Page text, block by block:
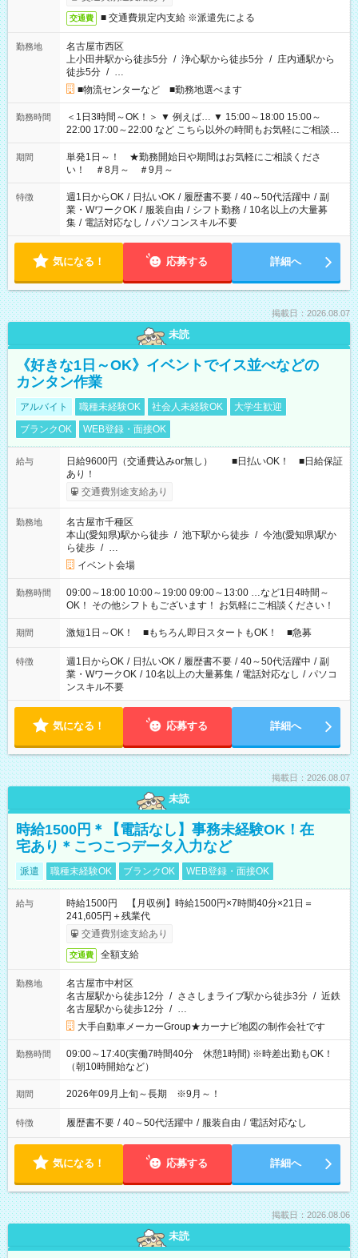
交通費 ■ 交通費規定内支給 ※派遣先による
勤務地
名古屋市西区
上小田井駅から徒歩5分 / 浄心駅から徒歩5分 / 庄内通駅から
徒歩5分 / …
■物流センターなど ■勤務地選べます
勤務時間
＜1日3時間～OK！＞ ▼ 例えば… ▼ 15:00～18:00 15:00～
22:00 17:00～22:00 など こちら以外の時間もお気軽にご相談く
ださい！
期間
単発1日～！ ★勤務開始日や期間はお気軽にご相談くださ
い！ ＃8月～ ＃9月～
特徴 週1日からOK / 日払いOK / 履歴書不要 / 40～50代活躍中 / 副
業・WワークOK / 服装自由 / シフト勤務 / 10名以上の大量募
集 / 電話対応なし / パソコンスキル不要
気になる！ 応募する 詳細へ
掲載日：2026.08.07
未読
《好きな1日～OK》イベントでイス並べなどの
カンタン作業
アルバイト 職種未経験OK 社会人未経験OK
大学生歓迎
ブランクOK
WEB登録・面接OK
給与
日給9600円（交通費込みor無し） ■日払いOK！ ■日給保証
あり！
交通費別途支給あり
勤務地
名古屋市千種区
本山(愛知県)駅から徒歩 / 池下駅から徒歩 / 今池(愛知県)駅か
ら徒歩 / …
イベント会場
勤務時間
09:00～18:00 10:00～19:00 09:00～13:00 …など1日4時間～
OK！ その他シフトもございます！ お気軽にご相談ください！
期間 激短1日～OK！ ■もちろん即日スタートもOK！ ■急募
特徴 週1日からOK / 日払いOK / 履歴書不要 / 40～50代活躍中 / 副
業・WワークOK / 10名以上の大量募集 / 電話対応なし / パソコ
ンスキル不要
気になる！ 応募する 詳細へ
掲載日：2026.08.07
未読
時給1500円＊【電話なし】事務未経験OK！在
宅あり＊こつこつデータ入力など
派遣 職種未経験OK ブランクOK WEB登録・面接OK
給与
時給1500円 【月収例】時給1500円×7時間40分×21日＝
241,605円＋残業代
交通費別途支給あり
交通費 全額支給
勤務地
名古屋市中村区
名古屋駅から徒歩12分 / ささしまライブ駅から徒歩3分 / 近鉄
名古屋駅から徒歩12分 / …
大手自動車メーカーGroup★カーナビ地図の制作会社です
勤務時間
09:00～17:40(実働7時間40分 休憩1時間) ※時差出勤もOK！
（朝10時開始など）
期間 2026年09月上旬～長期 ※9月～！
特徴 履歴書不要 / 40～50代活躍中 / 服装自由 / 電話対応なし
気になる！ 応募する 詳細へ
掲載日：2026.08.06
未読